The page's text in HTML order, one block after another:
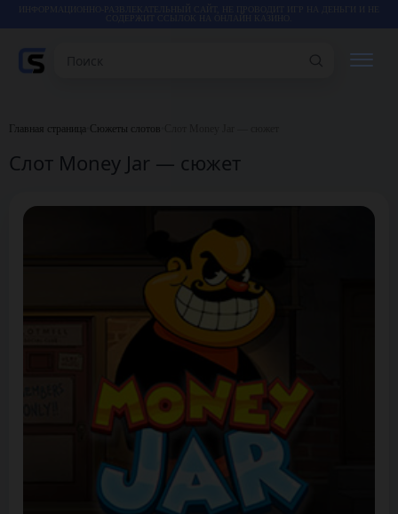
СОДЕРЖИТ ССЫЛОК НА ОНЛАЙН КАЗИНО.
КАЗИНО
Главная страница Сюжеты слотов
Слот Money Jar — сюжет